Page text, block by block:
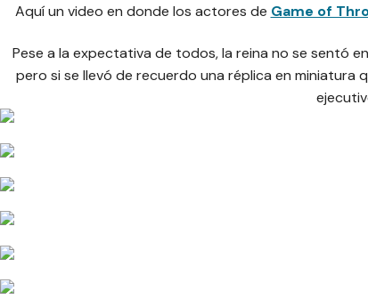
Aquí un video en donde los actores de Game of
Pese a la expectativa de todos, la reina no se sentó
pero si se llevó de recuerdo una réplica en miniatura